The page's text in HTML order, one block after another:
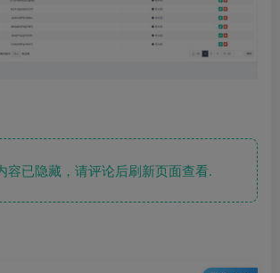
已隐藏，请评论后刷新页面查看.